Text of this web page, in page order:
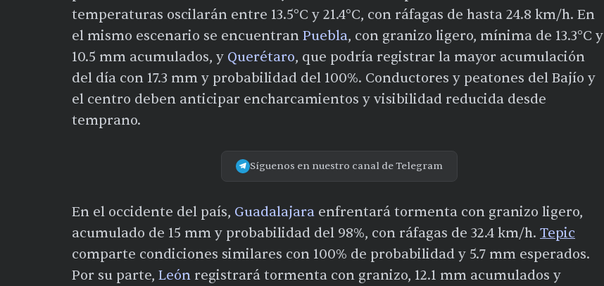
temperaturas oscilarán entre 13.5°C y 21.4°C, con ráfagas de hasta 24.8 km/h. En
el mismo escenario se encuentran Puebla, con granizo ligero, mínima de 13.3°C y
10.5 mm acumulados, y Querétaro, que podría registrar la mayor acumulación
del día con 17.3 mm y probabilidad del 100%. Conductores y peatones del Bajío y
el centro deben anticipar encharcamientos y visibilidad reducida desde
temprano.
Síguenos en nuestro canal de Telegram
En el occidente del país, Guadalajara enfrentará tormenta con granizo ligero,
acumulado de 15 mm y probabilidad del 98%, con ráfagas de 32.4 km/h. Tepic
comparte condiciones similares con 100% de probabilidad y 5.7 mm esperados.
Por su parte, León registrará tormenta con granizo, 12.1 mm acumulados y